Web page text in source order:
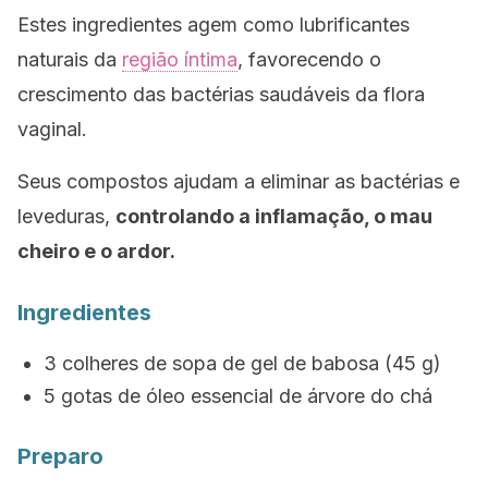
Estes ingredientes agem como lubrificantes
naturais da região íntima, favorecendo o
crescimento das bactérias saudáveis da flora
vaginal.
Seus compostos ajudam a eliminar as bactérias e
leveduras, controlando a inflamação, o mau
cheiro e o ardor.
Ingredientes
3 colheres de sopa de gel de babosa (45 g)
5 gotas de óleo essencial de árvore do chá
Preparo